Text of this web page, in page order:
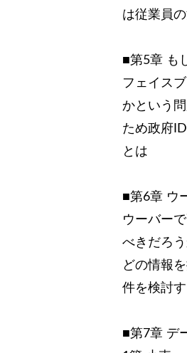
は従業員
■第5章 も
フェイス
かという
ため政府
とは
■第6章 ウ
ウーバー
べきだろ
どの情報
件を検討
■第7章 デ